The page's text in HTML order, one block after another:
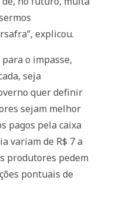
explicou.
o impasse,
seja
quer definir
sejam melhor
pagos pela caixa
variam de R$ 7 a
produtores pedem
pontuais de